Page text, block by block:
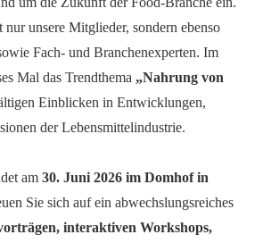
unsere Mitglieder, sondern ebenso
Fach- und Branchenexperten. Im
Mal das Trendthema „Nahrung von
Einblicken in Entwicklungen,
der Lebensmittelindustrie.
am 30. Juni 2026 im Domhof in
Sie sich auf ein abwechslungsreiches
interaktiven Workshops,